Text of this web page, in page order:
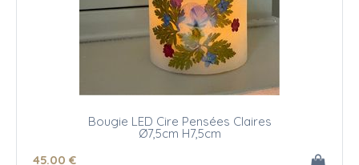
Bougie LED Cire Pensées Claires
Ø7,5cm H7,5cm
45.00 €